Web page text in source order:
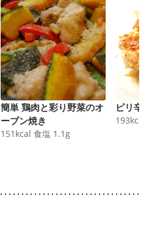
簡単 鶏肉と彩り野菜のオ
ーブン焼き
151 kcal 食塩 1.1 g
ピリ辛
193kcal